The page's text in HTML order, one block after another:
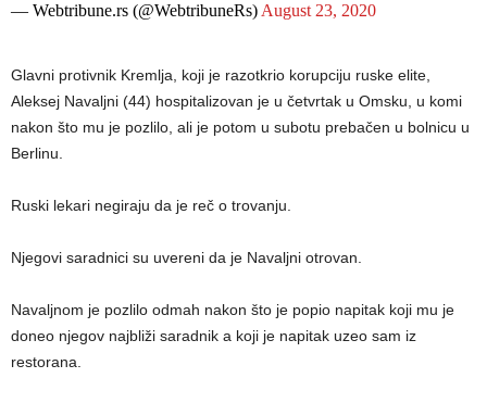
— Webtribune.rs (@WebtribuneRs) August 23, 2020
Glavni protivnik Kremlja, koji je razotkrio korupciju ruske elite,
Aleksej Navaljni (44) hospitalizovan je u četvrtak u Omsku, u komi
nakon što mu je pozlilo, ali je potom u subotu prebačen u bolnicu u
Berlinu.
Ruski lekari negiraju da je reč o trovanju.
Njegovi saradnici su uvereni da je Navaljni otrovan.
Navaljnom je pozlilo odmah nakon što je popio napitak koji mu je
doneo njegov najbliži saradnik a koji je napitak uzeo sam iz
restorana.